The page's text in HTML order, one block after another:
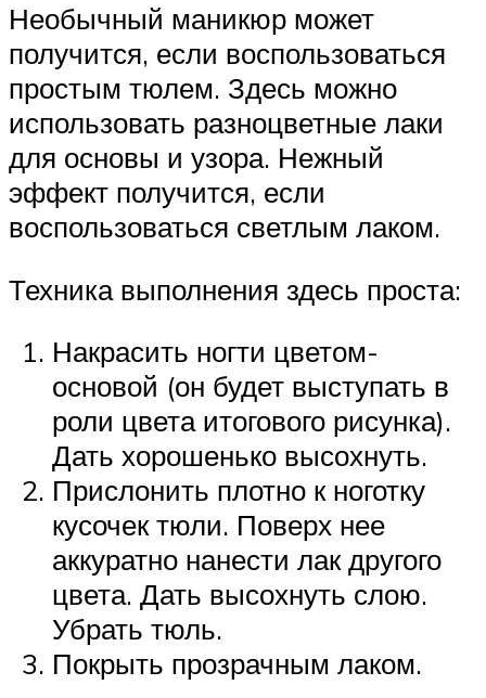
Необычный маникюр может
получится, если воспользоваться
простым тюлем. Здесь можно
использовать разноцветные лаки
для основы и узора. Нежный
эффект получится, если
воспользоваться светлым лаком.
Техника выполнения здесь проста:
Накрасить ногти цветом-
основой (он будет выступать в
роли цвета итогового рисунка).
Дать хорошенько высохнуть.
Прислонить плотно к ноготку
кусочек тюли. Поверх нее
аккуратно нанести лак другого
цвета. Дать высохнуть слою.
Убрать тюль.
Покрыть прозрачным лаком.